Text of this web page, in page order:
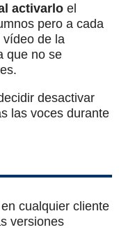
activarlo el
pero a cada
vídeo de la
que no se
desactivar
las voces durante
en cualquier cliente
versiones